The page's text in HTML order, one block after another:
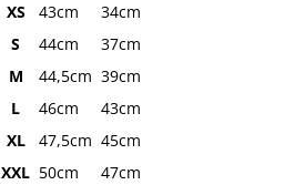
XS 43cm
34cm
S
44cm
37cm
M
44,5cm 39cm
L
46cm
43cm
XL
47,5cm 45cm
XXL 50cm 47cm